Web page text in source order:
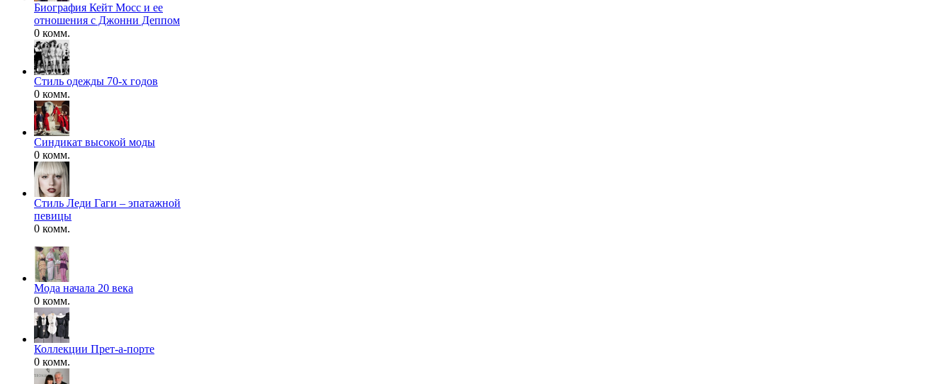
Биография Кейт Мосс и ее
отношения с Джонни Деппом
0 комм.
Стиль одежды 70-х годов
0 комм.
Синдикат высокой моды
0 комм.
Стиль Леди Гаги – эпатажной
певицы
0 комм.
Мода начала 20 века
0 комм.
Коллекции Прет-а-порте
0 комм.